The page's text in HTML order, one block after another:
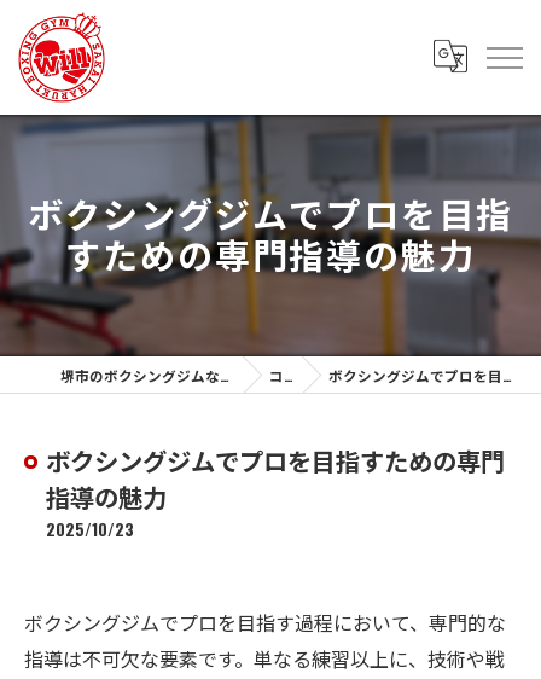
ボクシングジムでプロを目指
すための専門指導の魅力
堺市のボクシングジムなら堺春木ボクシングジム コラム ボクシングジムでプロを目指すための専門指導の魅力
ボクシングジムでプロを目指すための専門
指導の魅力
2025/10/23
ボクシングジムでプロを目指す過程において、専門的な
指導は不可欠な要素です。単なる練習以上に、技術や戦